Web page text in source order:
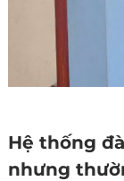
Hệ thống
nhưng